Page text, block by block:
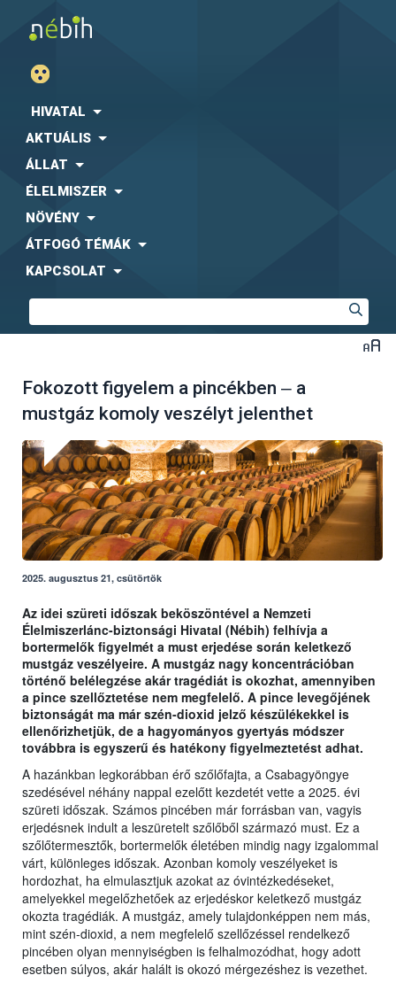
HIVATAL
AKTUÁLIS
ÁLLAT
ÉLELMISZER
NÖVÉNY
ÁTFOGÓ TÉMÁK
KAPCSOLAT
Fokozott figyelem a pincékben ‒ a
mustgáz komoly veszélyt jelenthet
2025. augusztus 21, csütörtök
Az idei szüreti időszak beköszöntével a Nemzeti
Élelmiszerlánc-biztonsági Hivatal (Nébih) felhívja a
bortermelők figyelmét a must erjedése során keletkező
mustgáz veszélyeire. A mustgáz nagy koncentrációban
történő belélegzése akár tragédiát is okozhat, amennyiben
a pince szellőztetése nem megfelelő. A pince levegőjének
biztonságát ma már szén-dioxid jelző készülékekkel is
ellenőrizhetjük, de a hagyományos gyertyás módszer
továbbra is egyszerű és hatékony figyelmeztetést adhat.
A hazánkban legkorábban érő szőlőfajta, a Csabagyöngye
szedésével néhány nappal ezelőtt kezdetét vette a 2025. évi
szüreti időszak. Számos pincében már forrásban van, vagyis
erjedésnek indult a leszüretelt szőlőből származó must. Ez a
szőlőtermesztők, bortermelők életében mindig nagy izgalommal
várt, különleges időszak. Azonban komoly veszélyeket is
hordozhat, ha elmulasztjuk azokat az óvintézkedéseket,
amelyekkel megelőzhetőek az erjedéskor keletkező mustgáz
okozta tragédiák. A mustgáz, amely tulajdonképpen nem más,
mint szén-dioxid, a nem megfelelő szellőzéssel rendelkező
pincében olyan mennyiségben is felhalmozódhat, hogy adott
esetben súlyos, akár halált is okozó mérgezéshez is vezethet.